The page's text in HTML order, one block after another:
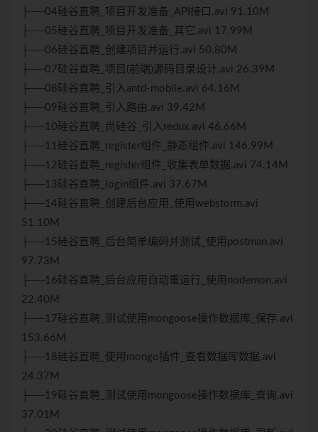
├──04硅谷直聘_项目开发准备_API接口.avi 91.10M
├──05硅谷直聘_项目开发准备_其它.avi 17.99M
├──06硅谷直聘_创建项目并运行.avi 50.80M
├──07硅谷直聘_项目(前端)源码目录设计.avi 26.39M
├──08硅谷直聘_引入antd-mobile.avi 64.16M
├──09硅谷直聘_引入路由.avi 39.42M
├──10硅谷直聘_尚硅谷_引入redux.avi 46.66M
├──11硅谷直聘_register组件_静态组件.avi 146.99M
├──12硅谷直聘_register组件_收集表单数据.avi 74.14M
├──13硅谷直聘_login组件.avi 37.67M
├──14硅谷直聘_创建后台应用_使用webstorm.avi
51.10M
├──15硅谷直聘_后台简单编码并测试_使用postman.avi
97.73M
├──16硅谷直聘_后台应用自动重运行_使用nodemon.avi
22.40M
├──17硅谷直聘_测试使用mongoose操作数据库_保存.avi
153.66M
├──18硅谷直聘_使用mongo插件_查看数据库数据.avi
24.37M
├──19硅谷直聘_测试使用mongoose操作数据库_查询.avi
37.01M